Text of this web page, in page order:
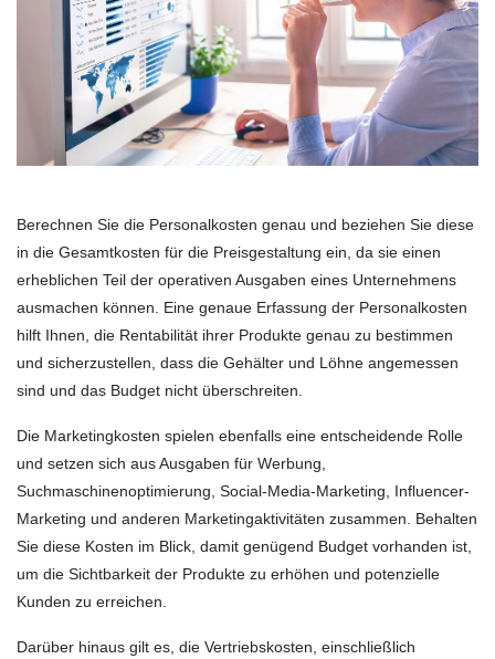
Berechnen Sie die Personalkosten genau und beziehen Sie diese
in die Gesamtkosten für die Preisgestaltung ein, da sie einen
erheblichen Teil der operativen Ausgaben eines Unternehmens
ausmachen können. Eine genaue Erfassung der Personalkosten
hilft Ihnen, die Rentabilität ihrer Produkte genau zu bestimmen
und sicherzustellen, dass die Gehälter und Löhne angemessen
sind und das Budget nicht überschreiten.
Die Marketingkosten spielen ebenfalls eine entscheidende Rolle
und setzen sich aus Ausgaben für Werbung,
Suchmaschinenoptimierung, Social-Media-Marketing, Influencer-
Marketing und anderen Marketingaktivitäten zusammen. Behalten
Sie diese Kosten im Blick, damit genügend Budget vorhanden ist,
um die Sichtbarkeit der Produkte zu erhöhen und potenzielle
Kunden zu erreichen.
Darüber hinaus gilt es, die Vertriebskosten, einschließlich